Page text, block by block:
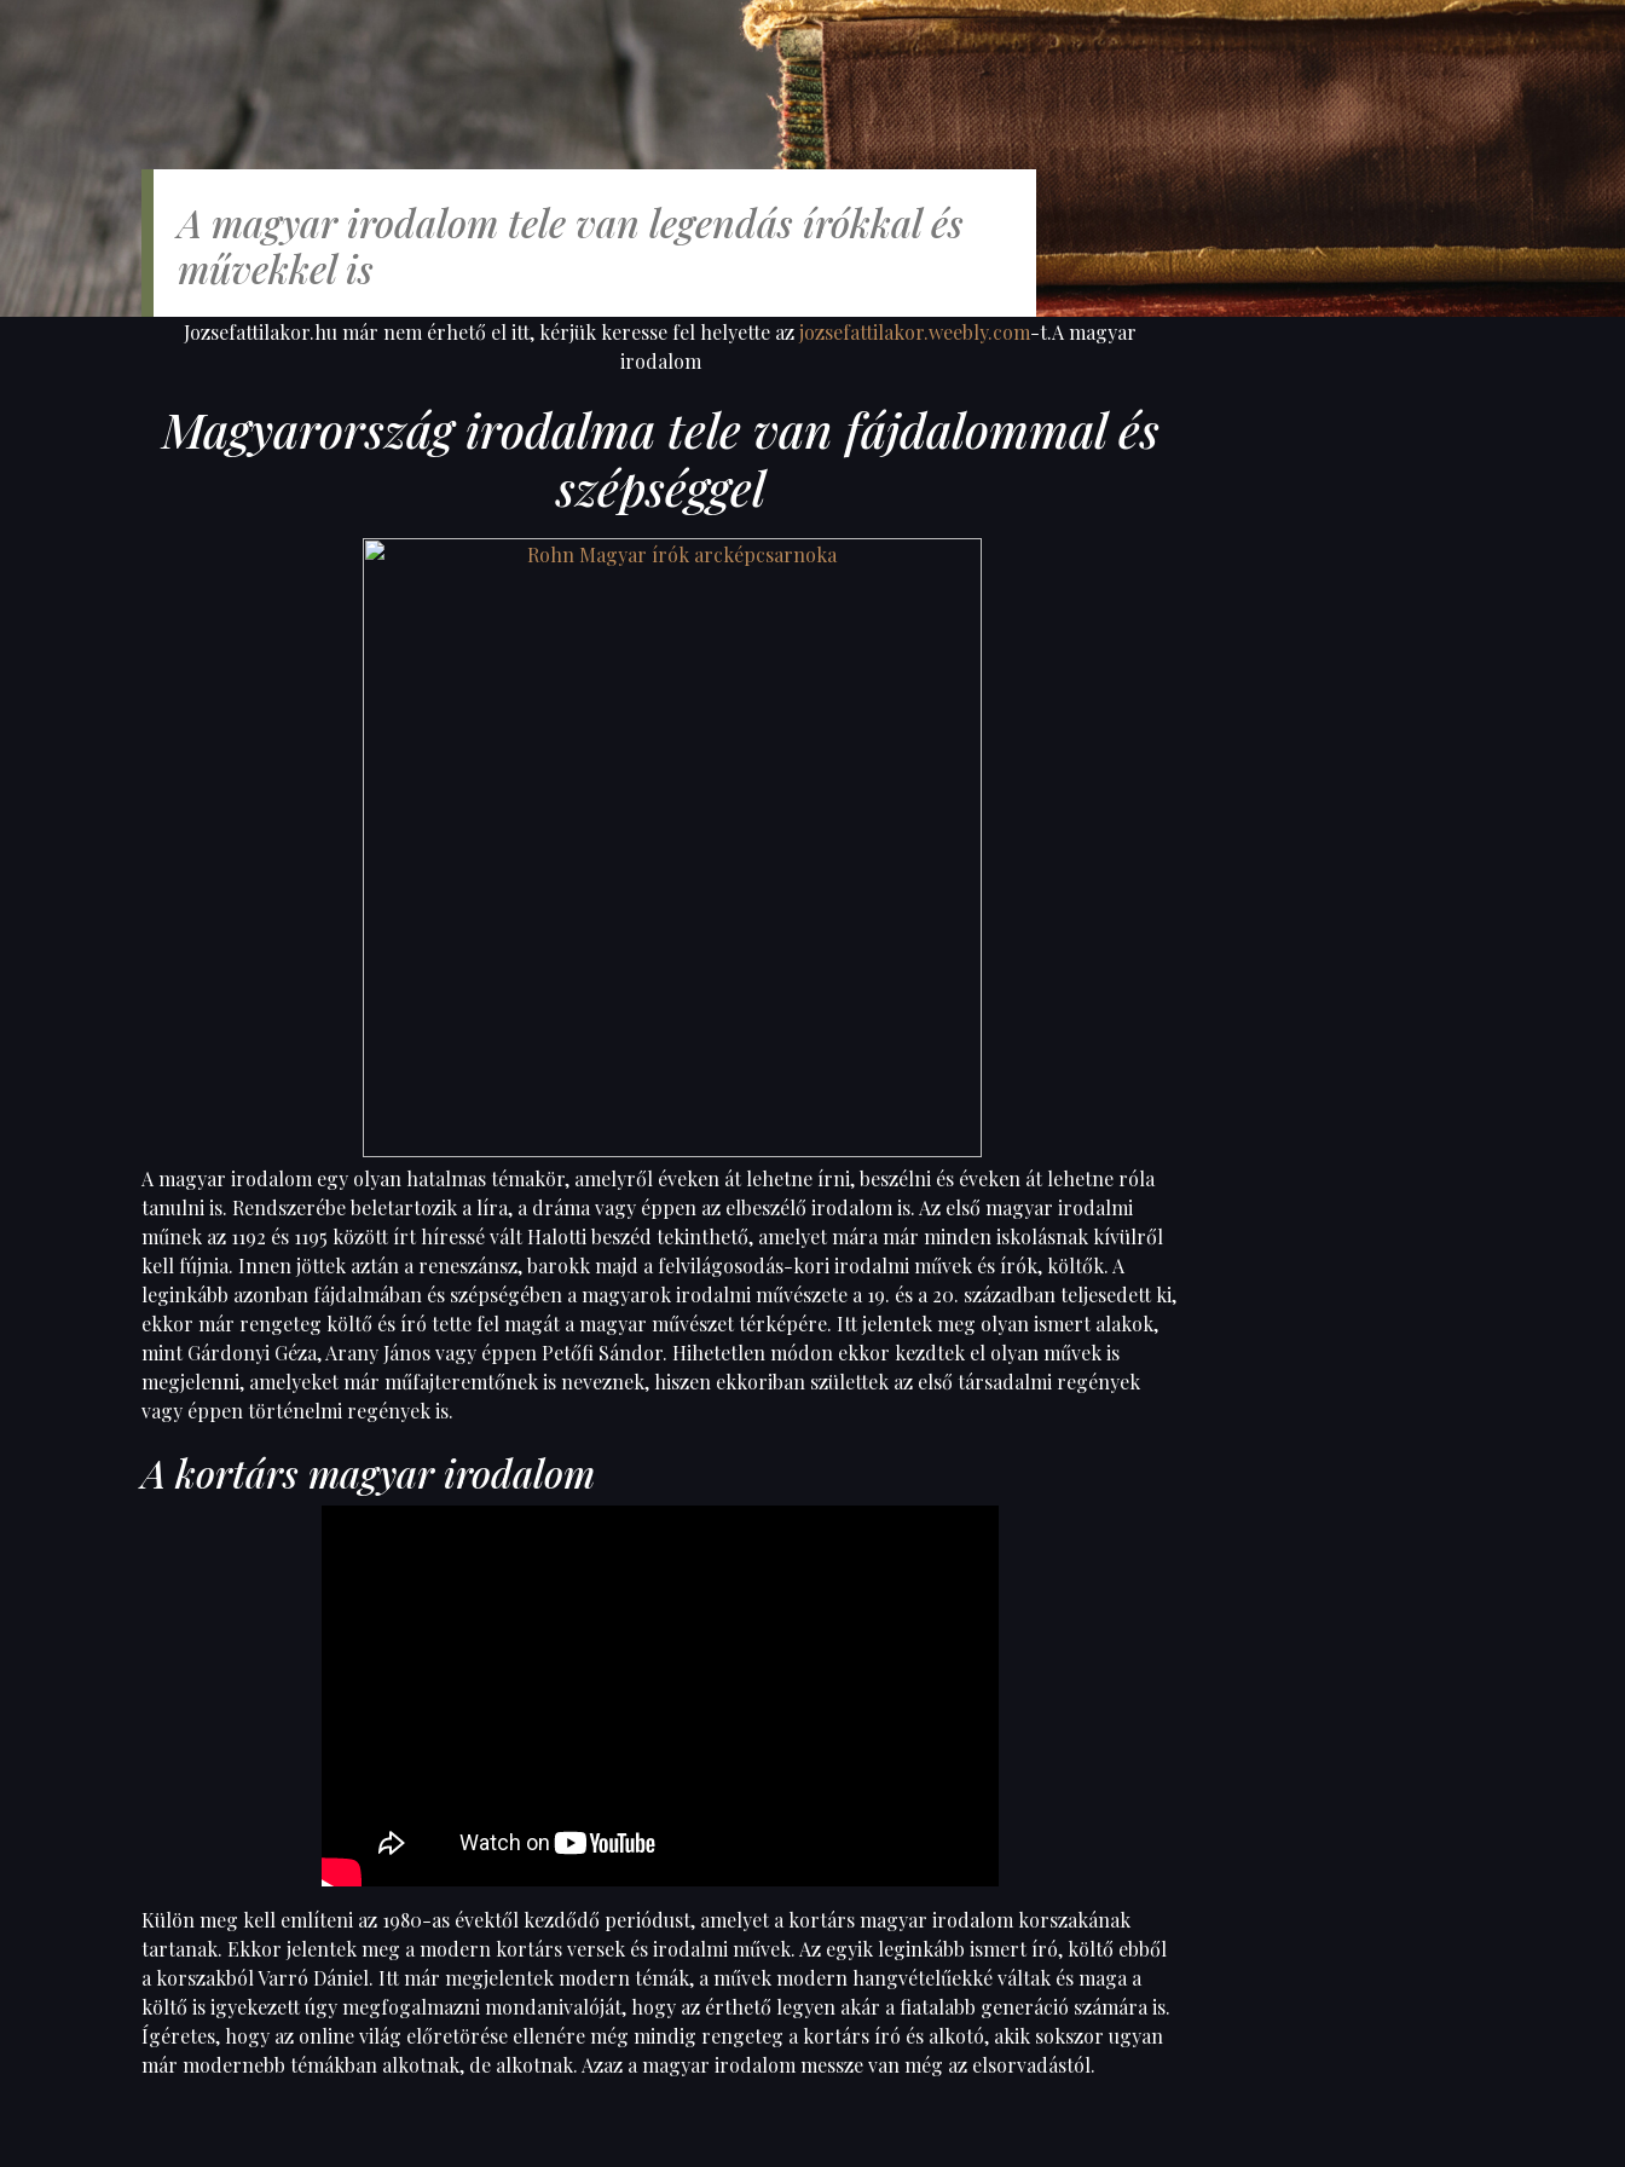
A magyar irodalom tele van legendás írókkal és
művekkel is
Jozsefattilakor.hu már nem érhető el itt, kérjük keresse fel helyette azjozsefattilakor.weebly.com-t.A magyar
irodalom
Magyarország irodalma tele van fájdalommal és
szépséggel
A magyar irodalom egy olyan hatalmas témakör, amelyről éveken át lehetne írni, beszélni és éveken át lehetne róla
tanulni is. Rendszerébe beletartozik a líra, a dráma vagy éppen az elbeszélő irodalom is. Az első magyar irodalmi
műnek az 1192 és 1195 között írt híressé vált Halotti beszéd tekinthető, amelyet mára már minden iskolásnak kívülről
kell fújnia. Innen jöttek aztán a reneszánsz, barokk majd a felvilágosodás-kori irodalmi művek és írók, költők. A
leginkább azonban fájdalmában és szépségében a magyarok irodalmi művészete a 19. és a 20. században teljesedett ki,
ekkor már rengeteg költő és író tette fel magát a magyar művészet térképére. Itt jelentek meg olyan ismert alakok,
mint Gárdonyi Géza, Arany János vagy éppen Petőfi Sándor. Hihetetlen módon ekkor kezdtek el olyan művek is
megjelenni, amelyeket már műfajteremtőnek is neveznek, hiszen ekkoriban születtek az első társadalmi regények
vagy éppen történelmi regények is.
A kortárs magyar irodalom
Külön meg kell említeni az 1980-as évektől kezdődő periódust, amelyet a kortárs magyar irodalom korszakának
tartanak. Ekkor jelentek meg a modern kortárs versek és irodalmi művek. Az egyik leginkább ismert író, költő ebből
a korszakból Varró Dániel. Itt már megjelentek modern témák, a művek modern hangvételűekké váltak és maga a
költő is igyekezett úgy megfogalmazni mondanivalóját, hogy az érthető legyen akár a fiatalabb generáció számára is.
Ígéretes, hogy az online világ előretörése ellenére még mindig rengeteg a kortárs író és alkotó, akik sokszor ugyan
már modernebb témákban alkotnak, de alkotnak. Azaz a magyar irodalom messze van még az elsorvadástól.